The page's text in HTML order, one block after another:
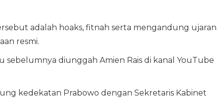
adalah hoaks, fitnah serta mengandung ujaran
resmi.
sebelumnya diunggah Amien Rais di kanal YouTube
kedekatan Prabowo dengan Sekretaris Kabinet